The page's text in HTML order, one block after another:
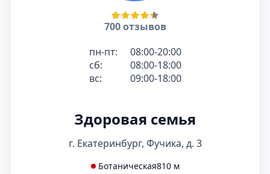
700 отзывов
пн-пт:
08:00-20:00
сб:
08:00-18:00
вс:
09:00-18:00
Здоровая семья
г. Екатеринбург, Фучика, д. 3
Ботаническая810 м